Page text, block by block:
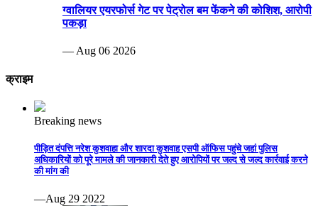
ग्वालियर एयरफोर्स गेट पर पेट्रोल बम फेंकने की कोशिश, आरोपी
पकड़ा
— Aug 06 2026
क्राइम
Breaking news
पीड़ित दंपत्ति नरेश कुशवाहा और शारदा कुशवाह एसपी ऑफिस पहुंचे जहां पुलिस
अधिकारियों को पूरे मामले की जानकारी देते हुए आरोपियों पर जल्द से जल्द कार्रवाई करने
की मांग की
—Aug 29 2022